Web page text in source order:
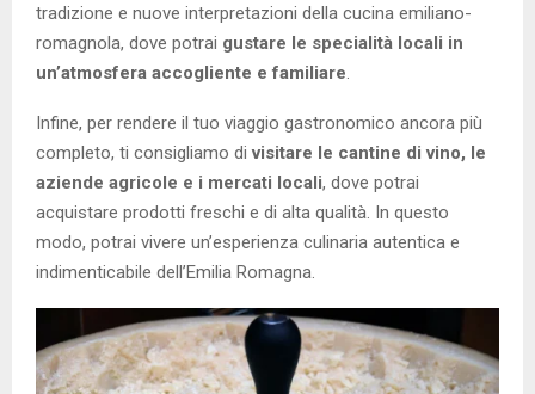
tradizione e nuove interpretazioni della cucina emiliano-
romagnola, dove potrai gustare le specialità locali in
un’atmosfera accogliente e familiare
Infine, per rendere il tuo viaggio gastronomico ancora più
completo, ti consigliamo divisitare le cantine di vino, le
aziende agricole e i mercati locali, dove potrai
acquistare prodotti freschi e di alta qualità. In questo
modo, potrai vivere un’esperienza culinaria autentica e
indimenticabile dell’Emilia Romagna.